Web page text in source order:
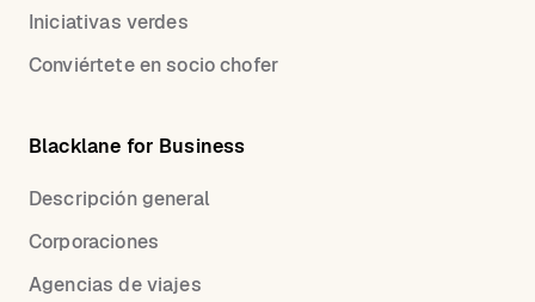
Iniciativas verdes
Conviértete en socio chofer
Blacklane for Business
Descripción general
Corporaciones
Agencias de viajes